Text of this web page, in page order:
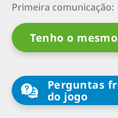
Primeira comunicação:
Tenho o
Perguntas
do jogo